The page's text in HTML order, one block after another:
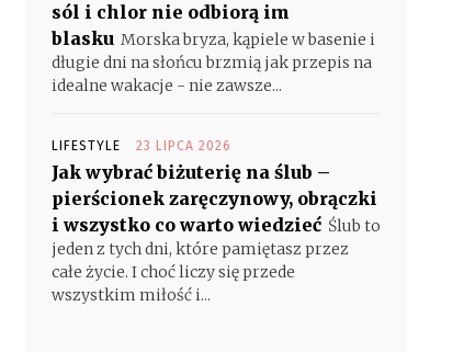
sól i chlor nie odbiorą im
blasku Morska bryza, kąpiele w basenie i
długie dni na słońcu brzmią jak przepis na
idealne wakacje - nie zawsze...
LIFESTYLE 23 LIPCA 2026
Jak wybrać biżuterię na ślub –
pierścionek zaręczynowy, obrączki
i wszystko co warto wiedzieć Ślub to
jeden z tych dni, które pamiętasz przez
całe życie. I choć liczy się przede
wszystkim miłość i...